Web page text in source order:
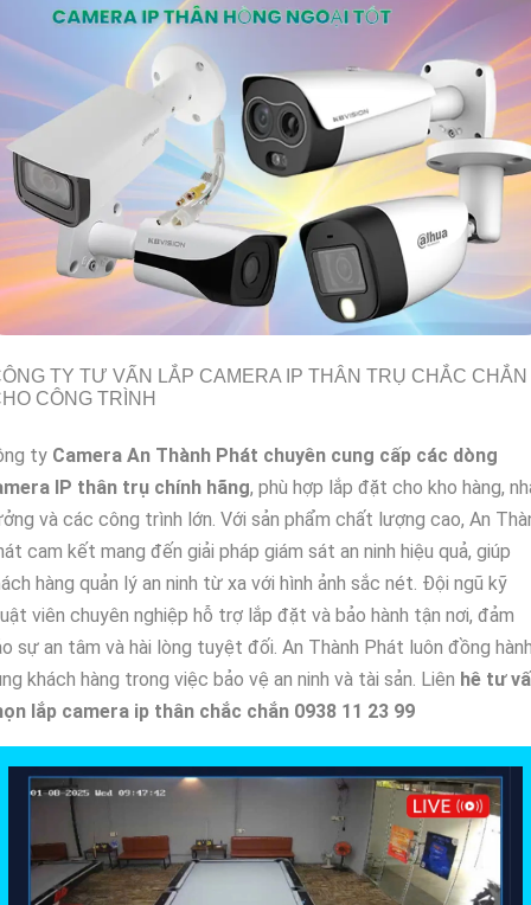
TY TƯ VẤN LẮP CAMERA IP THÂN TRỤ CHẮC CHẮN
CÔNG TRÌNH
ty Camera An Thành Phát chuyên cung cấp các dòng
IP thân trụ chính hãng, phù hợp lắp đặt cho kho hàng,
và các công trình lớn. Với sản phẩm chất lượng cao, An
cam kết mang đến giải pháp giám sát an ninh hiệu quả, giúp
hàng quản lý an ninh từ xa với hình ảnh sắc nét. Đội ngũ kỹ
viên chuyên nghiệp hỗ trợ lắp đặt và bảo hành tận nơi, đảm
sự an tâm và hài lòng tuyệt đối. An Thành Phát luôn đồng
khách hàng trong việc bảo vệ an ninh và tài sản. Liên hê tư
lắp camera ip thân chắc chắn 0938 11 23 99